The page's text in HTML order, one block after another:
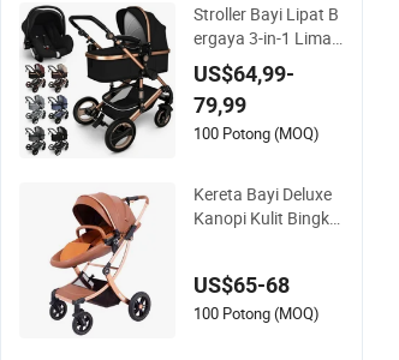
Stroller Bayi Lipat B
ergaya 3-in-1 Lima
Titik Portable Ringa
n
US$64,99-
79,99
100 Potong (MOQ)
Kereta Bayi Deluxe
Kanopi Kulit Bingkai
US$65-68
100 Potong (MOQ)